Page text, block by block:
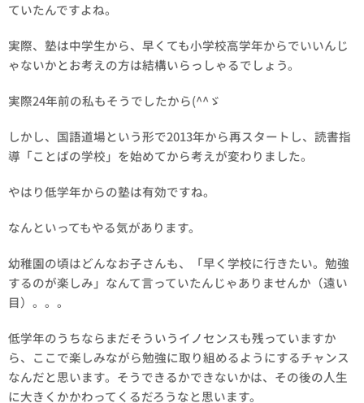
ていたんですよね。
実際、塾は中学生から、早くても小学校高学年からでいいんじ
ゃないかとお考えの方は結構いらっしゃるでしょう。
実際24年前の私もそうでしたから(^^ゞ
しかし、国語道場という形で2013年から再スタートし、読書指
導「ことばの学校」を始めてから考えが変わりました。
やはり低学年からの塾は有効ですね。
なんといってもやる気があります。
幼稚園の頃はどんなお子さんも、「早く学校に行きたい。勉強
するのが楽しみ」なんて言っていたんじゃありませんか（遠い
目）。。。
低学年のうちならまだそういうイノセンスも残っていますか
ら、ここで楽しみながら勉強に取り組めるようにするチャンス
なんだと思います。そうできるかできないかは、その後の人生
に大きくかかわってくるだろうなと思います。